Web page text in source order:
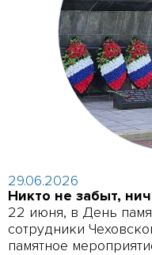
29.06.2026
Никто не забыт,
22 июня, в День
сотрудники
памятное